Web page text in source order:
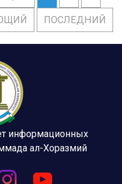
ПОСЛЕДНИЙ
информационных
ал-Хоразмий